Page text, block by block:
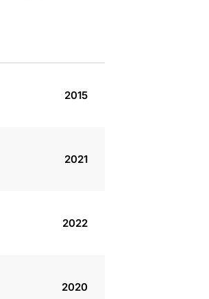
2015
2021
2022
2020